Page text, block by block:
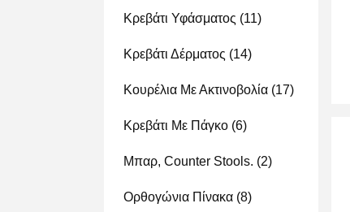
Κρεβάτι Υφάσματος (11)
Κρεβάτι Δέρματος (14)
Κουρέλια Με Ακτινοβολία (17)
Κρεβάτι Με Πάγκο (6)
Μπαρ, Counter Stools. (2)
Ορθογώνια Πίνακα (8)